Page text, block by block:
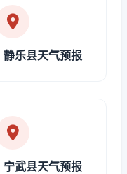
静乐县天气预报
宁武县天气预报